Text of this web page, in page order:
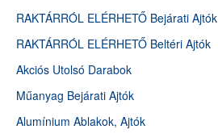
RAKTÁRRÓL ELÉRHETŐ Bejárati Ajtók
RAKTÁRRÓL ELÉRHETŐ Beltéri Ajtók
Akciós Utolsó Darabok
Műanyag Bejárati Ajtók
Alumínium Ablakok, Ajtók